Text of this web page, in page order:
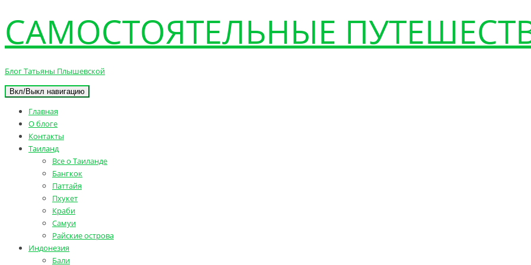
САМОСТОЯТЕЛЬНЫЕ
Блог Татьяны Плышевской
Вкл/Выкл навигацию
Главная
О блоге
Контакты
Таиланд
Все о Таиланде
Бангкок
Паттайя
Пхукет
Краби
Самуи
Райские острова
Индонезия
Бали